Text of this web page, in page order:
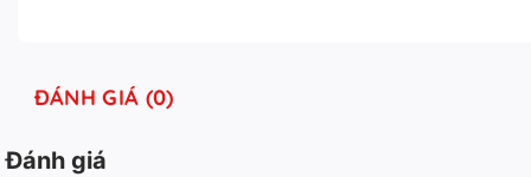
ĐÁNH GIÁ (0)
Đánh giá